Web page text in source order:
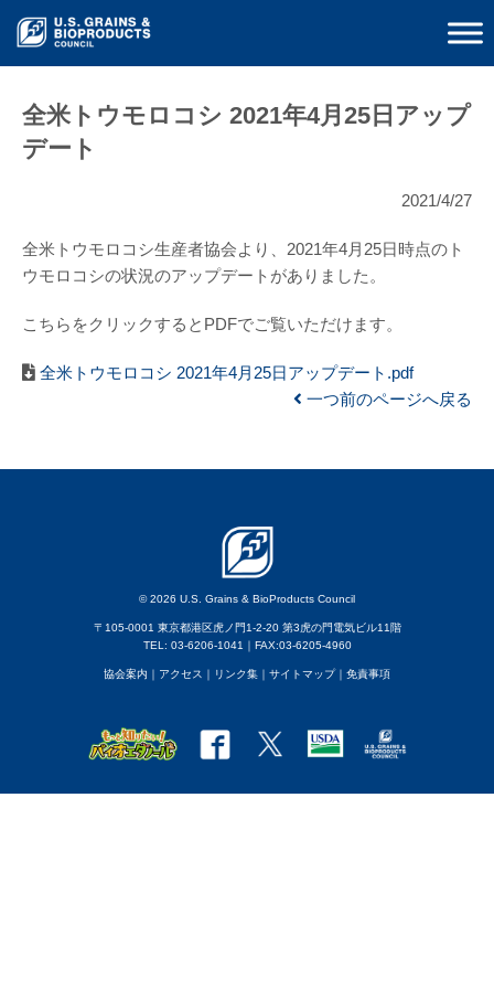
全米トウモロコシ 2021年4月25日アップ
デート
2021/4/27
全米トウモロコシ生産者協会より、2021年4月25日時点のト
ウモロコシの状況のアップデートがありました。
こちらをクリックするとPDFでご覧いただけます。
全米トウモロコシ 2021年4月25日アップデート.pdf
一つ前のページへ戻る
© 2026 U.S. Grains & BioProducts Council
〒105-0001 東京都港区虎ノ門1-2-20 第3虎の門電気ビル11階
TEL: 03-6206-1041｜FAX:03-6205-4960
協会案内 ｜アクセス ｜ リンク集 ｜ サイトマップ｜ 免責事項